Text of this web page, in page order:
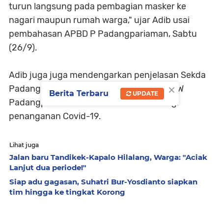
turun langsung pada pembagian masker ke
nagari maupun rumah warga," ujar Adib usai
pembahasan APBD P Padangpariaman, Sabtu
(26/9).
Adib juga juga mendengarkan penjelasan Sekda
Padangpariaman terkait revisi Perda RTRW
Padangpariaman dan membahas strategi
penanganan Covid-19.
Lihat juga
Jalan baru Tandikek-Kapalo Hilalang, Warga: "Aciak
Lanjut dua periode!"
Siap adu gagasan, Suhatri Bur-Yosdianto siapkan
tim hingga ke tingkat Korong
×
Berita Terbaru UPDATE